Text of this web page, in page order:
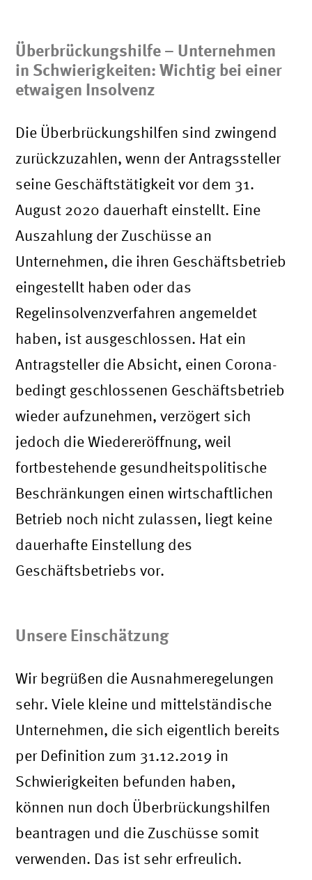
Überbrückungshilfe – Unternehmen
in Schwierigkeiten: Wichtig bei einer
etwaigen Insolvenz
Die Überbrückungshilfen sind zwingend
zurückzuzahlen, wenn der Antragssteller
seine Geschäftstätigkeit vor dem 31.
August 2020 dauerhaft einstellt. Eine
Auszahlung der Zuschüsse an
Unternehmen, die ihren Geschäftsbetrieb
eingestellt haben oder das
Regelinsolvenzverfahren angemeldet
haben, ist ausgeschlossen. Hat ein
Antragsteller die Absicht, einen Corona-
bedingt geschlossenen Geschäftsbetrieb
wieder aufzunehmen, verzögert sich
jedoch die Wiedereröffnung, weil
fortbestehende gesundheitspolitische
Beschränkungen einen wirtschaftlichen
Betrieb noch nicht zulassen, liegt keine
dauerhafte Einstellung des
Geschäftsbetriebs vor.
Unsere Einschätzung
Wir begrüßen die Ausnahmeregelungen
sehr. Viele kleine und mittelständische
Unternehmen, die sich eigentlich bereits
per Definition zum 31.12.2019 in
Schwierigkeiten befunden haben,
können nun doch Überbrückungshilfen
beantragen und die Zuschüsse somit
verwenden. Das ist sehr erfreulich.